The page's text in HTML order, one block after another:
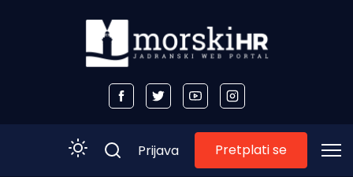
Prijava Pretplati se